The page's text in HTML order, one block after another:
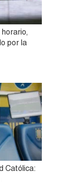
por la
Católica: